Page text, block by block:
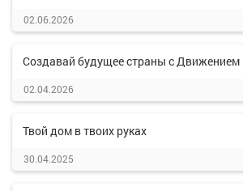
02.06.2026
Создавай будущее страны с
02.04.2026
Твой дом в твоих руках
30.04.2025